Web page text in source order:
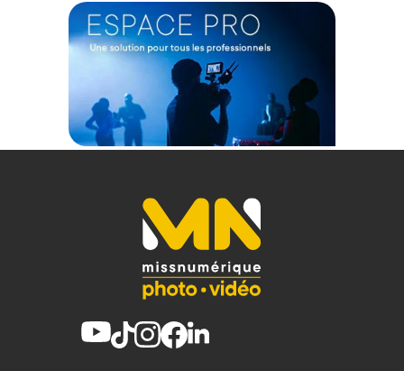
2x Sangles de transport externes à crochet
1x Sangle de poitrine
Offre valable jusqu'au 09-08-2026 inclus.
Code EAN Peak Design Travel Backpack 20L Stone - Sac à dos
photo - Achat et Prix :
850075812509
Garantie 2 ans
relais situé en France continentale uniquement, valable uniquement
sur les produits de moins de 1m et moins de 20Kg.
(2) Sous réserve d'éligibilité.
(3) Nombre de points Fidélité estimés, hors remises au panier, basé
sur le prix TTC en €, les points seront effectivement calculés dans le